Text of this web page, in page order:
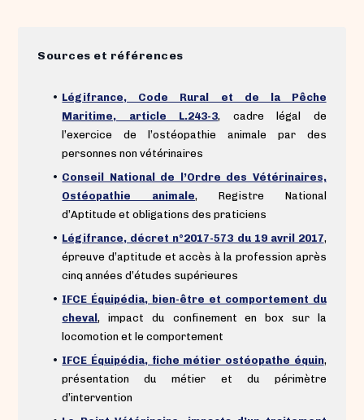
Sources et références
• Légifrance, Code Rural et de la Pêche
Maritime, article L.243-3, cadre légal de
l’exercice de l’ostéopathie animale par des
personnes non vétérinaires
• Conseil National de l’Ordre des Vétérinaires,
Ostéopathie animale, Registre National
d’Aptitude et obligations des praticiens
• Légifrance, décret n°2017-573 du 19 avril 2017,
épreuve d’aptitude et accès à la profession après
cinq années d’études supérieures
• IFCE Équipédia, bien-être et comportement du
cheval, impact du confinement en box sur la
locomotion et le comportement
• IFCE Équipédia, fiche métier ostéopathe équin,
présentation du métier et du périmètre
d’intervention